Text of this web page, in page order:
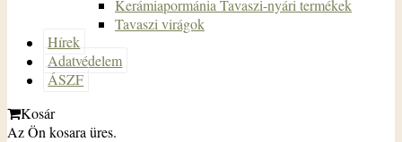
Kerámiapormánia Tavaszi-nyári termékek
Tavaszi virágok
Hírek
Adatvédelem
ÁSZF
Kosár
Az Ön kosara üres.